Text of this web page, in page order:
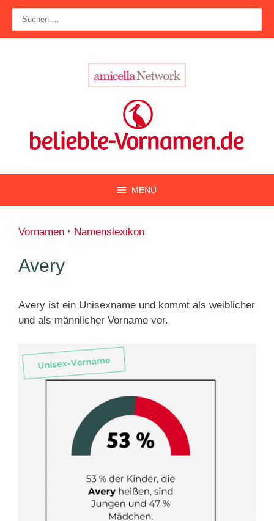
Zum
Inhalt
springen
nach:
MENÜ
Vornamen ‣ Namenslexikon
Avery
Avery ist ein Unisexname und kommt als weiblicher
und als männlicher Vorname vor.